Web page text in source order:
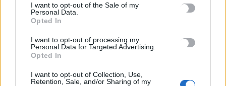
I want to opt-out of the Sale of my
Personal Data.
Opted In
I want to opt-out of processing my
Personal Data for Targeted Advertising.
Opted In
I want to opt-out of Collection, Use,
Retention, Sale, and/or Sharing of my
8 Αυγούστου, 2026
Οικογενειακή τραγωδία στις Σέρρες: Τα στοιχεία της ΕΛ.ΑΣ.
και τα τέσσερα σενάρια για το μοιραίο τροχαίο
8 Αυγούστου, 2026